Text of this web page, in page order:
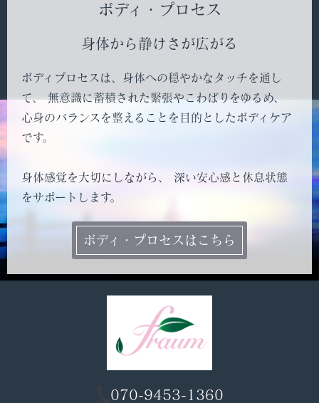
ボディ・プロセス
身体から静けさが広がる
ボディプロセスは、身体への穏やかなタッチを通し
て、 無意識に蓄積された緊張やこわばりをゆるめ、
心身のバランスを整えることを目的としたボディケア
です。
身体感覚を大切にしながら、 深い安心感と休息状態
をサポートします。
ボディ・プロセスはこちら
070-9453-1360